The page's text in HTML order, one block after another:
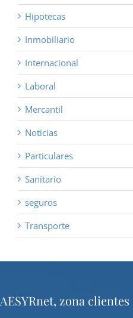
Hipotecas
Inmobiliario
Internacional
Laboral
Mercantil
Noticias
Particulares
Sanitario
seguros
Transporte
AESYRnet, zona clientes